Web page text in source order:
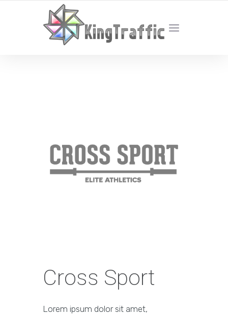
YOUR LOCAL DIGITAL MARKETING AGENCY
Cross Sport
Lorem ipsum dolor sit amet,